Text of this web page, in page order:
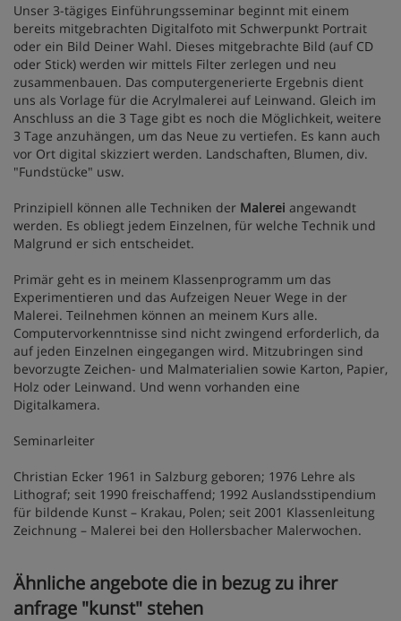
Unser 3-tägiges Einführungsseminar beginnt mit einem
bereits mitgebrachten Digitalfoto mit Schwerpunkt Portrait
oder ein Bild Deiner Wahl. Dieses mitgebrachte Bild (auf CD
oder Stick) werden wir mittels Filter zerlegen und neu
zusammenbauen. Das computergenerierte Ergebnis dient
uns als Vorlage für die Acrylmalerei auf Leinwand. Gleich im
Anschluss an die 3 Tage gibt es noch die Möglichkeit, weitere
3 Tage anzuhängen, um das Neue zu vertiefen. Es kann auch
vor Ort digital skizziert werden. Landschaften, Blumen, div.
"Fundstücke" usw.
Prinzipiell können alle Techniken der Malerei angewandt
werden. Es obliegt jedem Einzelnen, für welche Technik und
Malgrund er sich entscheidet.
Primär geht es in meinem Klassenprogramm um das
Experimentieren und das Aufzeigen Neuer Wege in der
Malerei. Teilnehmen können an meinem Kurs alle.
Computervorkenntnisse sind nicht zwingend erforderlich, da
auf jeden Einzelnen eingegangen wird. Mitzubringen sind
bevorzugte Zeichen- und Malmaterialien sowie Karton, Papier,
Holz oder Leinwand. Und wenn vorhanden eine
Digitalkamera.
Seminarleiter
Christian Ecker 1961 in Salzburg geboren; 1976 Lehre als
Lithograf; seit 1990 freischaffend; 1992 Auslandsstipendium
für bildende Kunst – Krakau, Polen; seit 2001 Klassenleitung
Zeichnung – Malerei bei den Hollersbacher Malerwochen.
Ähnliche angebote die in bezug zu ihrer
anfrage "kunst" stehen